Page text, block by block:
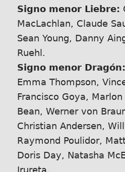
Signo menor Liebre:
MacLachlan, Claude
Sean Young, Danny
Ruehl.
Signo menor Dragón:
Emma Thompson,
Francisco Goya,
Bean, Werner von
Christian Andersen,
Raymond Poulidor,
Doris Day, Natasha
Irureta.